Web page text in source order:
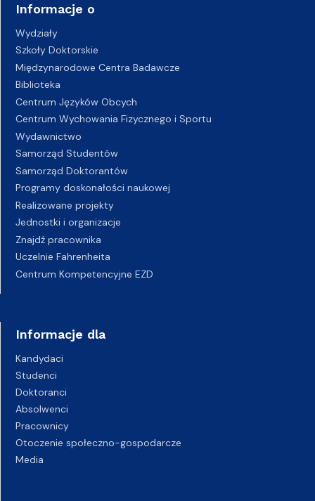
Informacje o
Wydziały
Szkoły Doktorskie
Międzynarodowe Centra Badawcze
Biblioteka
Centrum Języków Obcych
Centrum Wychowania Fizycznego i Sportu
Wydawnictwo
Samorząd Studentów
Samorząd Doktorantów
Programy doskonałości naukowej
Realizowane projekty
Jednostki i organizacje
Znajdź pracownika
Uczelnie Fahrenheita
Centrum Kompetencyjne EZD
Informacje dla
Kandydaci
Studenci
Doktoranci
Absolwenci
Pracownicy
Otoczenie społeczno-gospodarcze
Media